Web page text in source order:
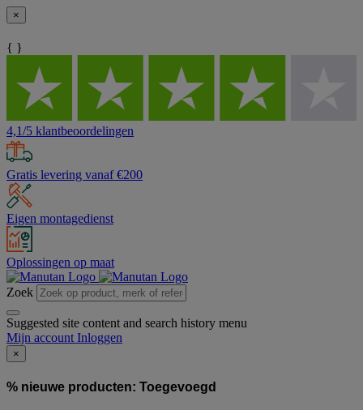
×
{ }
4,1/5 klantbeoordelingen
Gratis levering vanaf €200
Eigen montagedienst
Oplossingen op maat
Zoek
Suggested site content and search history menu
Mijn account Inloggen
×
% nieuwe producten: Toegevoegd